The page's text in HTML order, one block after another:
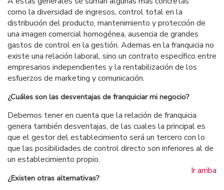
como la diversidad de ingresos, control total en la
distribución del producto, mantenimiento y protección de
una imagen comercial homogénea, ausencia de grandes
gastos de control en la gestión. Ademas en la franquicia no
existe una relación laboral, sino un contrato específico entre
empresarios independientes y la rentabilización de los
esfuerzos de marketing y comunicación.
¿Cuáles son las desventajas de franquiciar mi negocio?
Debemos tener en cuenta que la relación de franquicia
genera también desventajas, de las cuales la principal es
que el gestor del establecimiento será un tercero con lo
que las posibilidades de control directo son inferiores al de
un establecimiento propio.
Ir arriba
¿Existen otras alternativas?